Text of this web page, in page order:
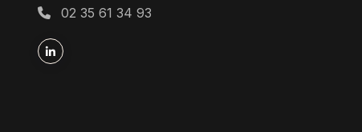
02 35 61 34 93